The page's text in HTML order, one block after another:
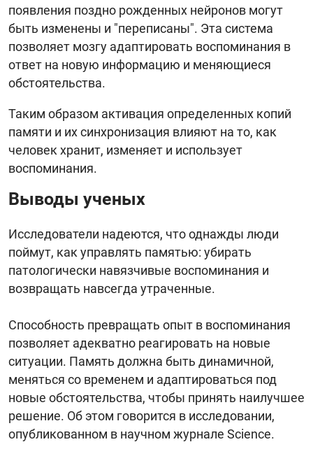
появления поздно рожденных нейронов могут
быть изменены и "переписаны". Эта система
позволяет мозгу адаптировать воспоминания в
ответ на новую информацию и меняющиеся
обстоятельства.
Таким образом активация определенных копий
памяти и их синхронизация влияют на то, как
человек хранит, изменяет и использует
воспоминания.
Выводы ученых
Исследователи надеются, что однажды люди
поймут, как управлять памятью: убирать
патологически навязчивые воспоминания и
возвращать навсегда утраченные.
Способность превращать опыт в воспоминания
позволяет адекватно реагировать на новые
ситуации. Память должна быть динамичной,
меняться со временем и адаптироваться под
новые обстоятельства, чтобы принять наилучшее
решение. Об этом говорится в исследовании,
опубликованном в научном журнале Science.